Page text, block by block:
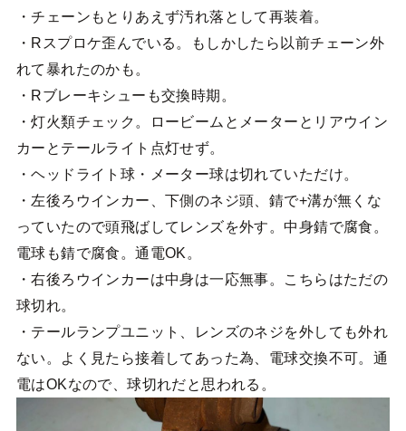
・チェーンもとりあえず汚れ落として再装着。
・Rスプロケ歪んでいる。もしかしたら以前チェーン外
れて暴れたのかも。
・Rブレーキシューも交換時期。
・灯火類チェック。ロービームとメーターとリアウイン
カーとテールライト点灯せず。
・ヘッドライト球・メーター球は切れていただけ。
・左後ろウインカー、下側のネジ頭、錆で+溝が無くな
っていたので頭飛ばしてレンズを外す。中身錆で腐食。
電球も錆で腐食。通電OK。
・右後ろウインカーは中身は一応無事。こちらはただの
球切れ。
・テールランプユニット、レンズのネジを外しても外れ
ない。よく見たら接着してあった為、電球交換不可。通
電はOKなので、球切れだと思われる。